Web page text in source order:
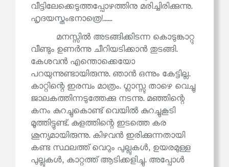
വീട്ടിലേക്കെടുത്തപ്പോഴത്തിനു മരിച്ചിരിക്കുന്നു.
ഹൃദയസ്തംഭനാത്രെ!......
മനസ്സിൽ അടങ്ങിക്കിടന്ന കൊടുങ്കാറ്റു
വീണ്ടും ഉണർന്നു ചീറിയടിക്കാൻ തുടങ്ങി.
കേശവൻ എന്തൊക്കെയോ
പറയുന്നുണ്ടായിരുന്നു. ഞാൻ ഒന്നും കേട്ടില്ല.
കാറ്റിന്റെ ഇരമ്പം മാത്രം. ഗ്ലാസ്സു താഴെ വെച്ചു
ജാലകത്തിന്നടുത്തേക്കു നടന്നു. മഞ്ഞിന്റെ
കനം കുറച്ചുകൊണ്ട് വെയിൽ കുറച്ചുകൂടി
മൂത്തിട്ടുണ്ട്. കുളത്തിന്റെ ഇടത്തെ കര
ശൂന്യമായിരുന്നു. കിഴവൻ ഇരിക്കുന്നതായി
കണ്ട സ്ഥലത്ത് വെറും പുല്ലുകൾ, ഉയരമുള്ള
പുല്ലുകൾ, കാറ്റത്ത് ആടിക്കളിച്ചു. അപ്പോൾ